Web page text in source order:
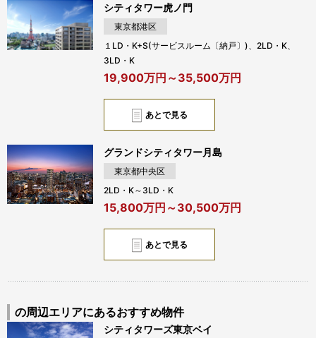
あとで見る
シティタワー虎ノ門
東京都港区
１LD・K+S(サービスルーム〔納戸〕)、2LD・K、
3LD・K
19,900万円～35,500万円
あとで見る
グランドシティタワー月島
東京都中央区
2LD・K～3LD・K
15,800万円～30,500万円
の周辺エリアにあるおすすめ物件
シティタワーズ東京ベイ